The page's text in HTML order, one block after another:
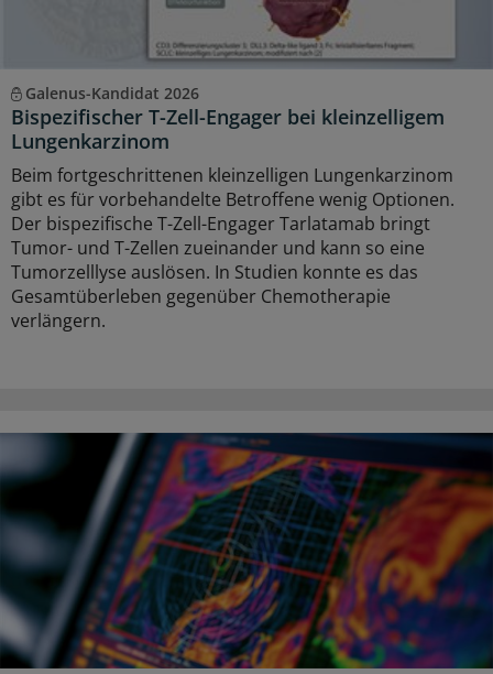
Galenus-Kandidat 2026
Bispezifischer T-Zell-Engager bei kleinzelligem
Lungenkarzinom
Beim fortgeschrittenen kleinzelligen Lungenkarzinom
gibt es für vorbehandelte Betroffene wenig Optionen.
Der bispezifische T-Zell-Engager Tarlatamab bringt
Tumor- und T-Zellen zueinander und kann so eine
Tumorzelllyse auslösen. In Studien konnte es das
Gesamtüberleben gegenüber Chemotherapie
verlängern.